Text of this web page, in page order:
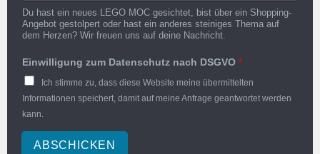
Du hast ein neues LEGO MOC gesichtet, bist über ein Shopping-
Angebot gestolpert oder hast ein anderes steiniges Thema auf
dem Herzen? Wir freuen uns auf deine Nachricht.
Einwilligung zum Datenschutz nach DSGVO *
Ich stimme zu, dass diese Website meine übermittelten
Informationen speichert, damit auf meine Anfrage geantwortet werden
kann.
ABSCHICKEN